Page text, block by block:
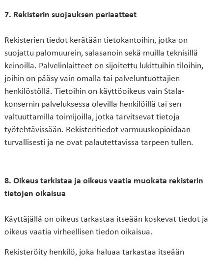
7. Rekisterin suojauksen periaatteet
Rekisterien tiedot kerätään tietokantoihin, jotka on
suojattu palomuurein, salasanoin sekä muilla teknisillä
keinoilla. Palvelinlaitteet on sijoitettu lukittuihin tiloihin,
joihin on pääsy vain omalla tai palveluntuottajien
henkilöstöllä. Tietoihin on käyttöoikeus vain Stala-
konsernin palveluksessa olevilla henkilöillä tai sen
valtuuttamilla toimijoilla, jotka tarvitsevat tietoja
työtehtävissään. Rekisteritiedot varmuuskopioidaan
turvallisesti ja ne ovat palautettavissa tarpeen tullen.
8. Oikeus tarkistaa ja oikeus vaatia muokata rekisterin
tietojen oikaisua
Käyttäjällä on oikeus tarkastaa itseään koskevat tiedot ja
oikeus vaatia virheellisen tiedon oikaisua.
Rekisteröity henkilö, joka haluaa tarkastaa itseään